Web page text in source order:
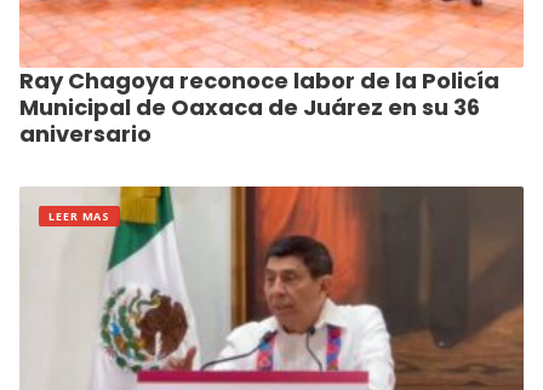
Ray Chagoya reconoce labor de la Policía
Municipal de Oaxaca de Juárez en su 36
aniversario
LEER MAS